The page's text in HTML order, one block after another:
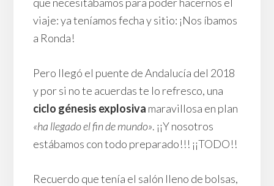
viaje: ya teníamos fecha y sitio: ¡Nos íbamos
a Ronda!
Pero llegó el puente de Andalucía del 2018
y por si no te acuerdas te lo refresco, una
ciclo génesis explosiva maravillosa en plan
«ha llegado el fin de mundo». ¡¡Y nosotros
estábamos con todo preparado!!! ¡¡TODO!!
Recuerdo que tenía el salón lleno de bolsas,